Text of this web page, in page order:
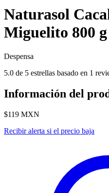
Naturasol
Miguelito 800 g
Despensa
5.0 de 5 estrellas basado en 1
Información del
$119 MXN
Recibir alerta si el precio baja